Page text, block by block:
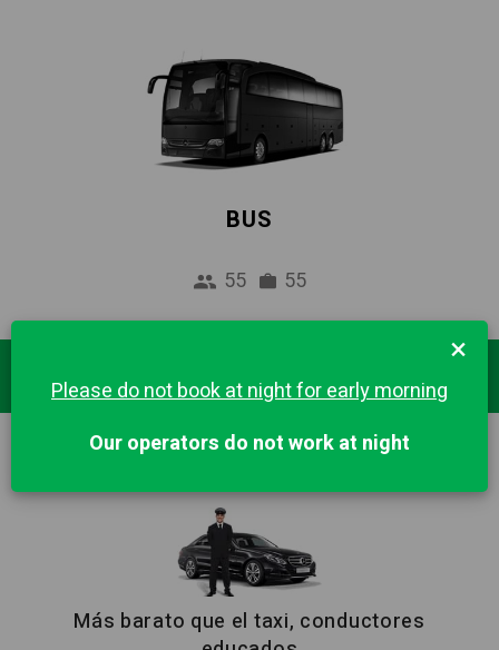
BUS
55 55
Destinos Populares
Más barato que el taxi, conductores
×
Please do not book at night for early morning
Our operators do not work at night